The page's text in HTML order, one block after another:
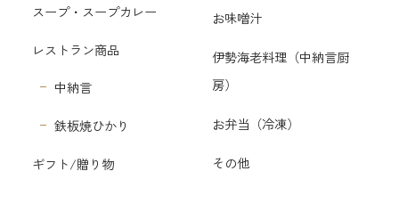
スープ・スープカレー
レストラン商品
中納言
鉄板焼ひかり
ギフト/贈り物
お味噌汁
伊勢海老料理（中納言厨
房）
お弁当（冷凍）
その他